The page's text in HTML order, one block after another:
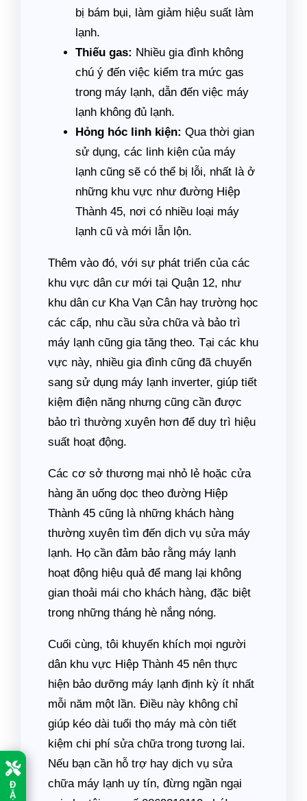
Đ
Ặ
bị bám bụi, làm giảm hiệu suất làm
lạnh.
Thiếu gas: Nhiều gia đình không
chú ý đến việc kiểm tra mức gas
trong máy lạnh, dẫn đến việc máy
lạnh không đủ lạnh.
Hỏng hóc linh kiện: Qua thời gian
sử dụng, các linh kiện của máy
lạnh cũng sẽ có thể bị lỗi, nhất là ở
những khu vực như đường Hiệp
Thành 45, nơi có nhiều loại máy
lạnh cũ và mới lẫn lộn.
Thêm vào đó, với sự phát triển của các
khu vực dân cư mới tại Quận 12, như
khu dân cư Kha Vạn Cân hay trường học
các cấp, nhu cầu sửa chữa và bảo trì
máy lạnh cũng gia tăng theo. Tại các khu
vực này, nhiều gia đình cũng đã chuyển
sang sử dụng máy lạnh inverter, giúp tiết
kiệm điện năng nhưng cũng cần được
bảo trì thường xuyên hơn để duy trì hiệu
suất hoạt động.
Các cơ sở thương mại nhỏ lẻ hoặc cửa
hàng ăn uống dọc theo đường Hiệp
Thành 45 cũng là những khách hàng
thường xuyên tìm đến dịch vụ sửa máy
lạnh. Họ cần đảm bảo rằng máy lạnh
hoạt động hiệu quả để mang lại không
gian thoải mái cho khách hàng, đặc biệt
trong những tháng hè nắng nóng.
Cuối cùng, tôi khuyến khích mọi người
dân khu vực Hiệp Thành 45 nên thực
hiện bảo dưỡng máy lạnh định kỳ ít nhất
mỗi năm một lần. Điều này không chỉ
giúp kéo dài tuổi thọ máy mà còn tiết
kiệm chi phí sửa chữa trong tương lai.
Nếu bạn cần hỗ trợ hay dịch vụ sửa
chữa máy lạnh uy tín, đừng ngần ngại